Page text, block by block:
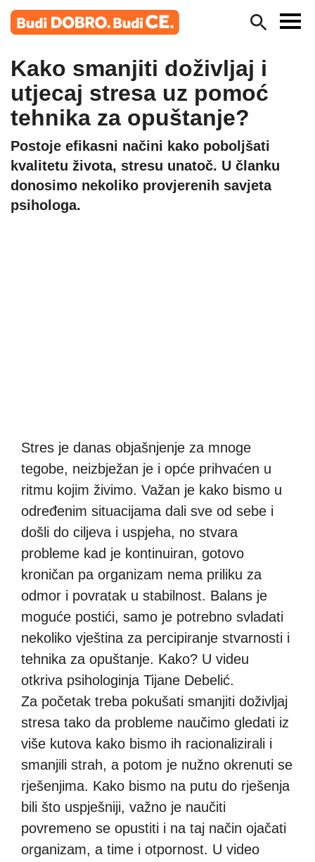
Kako smanjiti doživljaj i
utjecaj stresa uz pomoć
tehnika za opuštanje?
Postoje efikasni načini kako poboljšati
kvalitetu života, stresu unatoč. U članku
donosimo nekoliko provjerenih savjeta
psihologa.
Stres je danas objašnjenje za mnoge
tegobe, neizbježan je i opće prihvaćen u
ritmu kojim živimo. Važan je kako bismo u
određenim situacijama dali sve od sebe i
došli do ciljeva i uspjeha, no stvara
probleme kad je kontinuiran, gotovo
kroničan pa organizam nema priliku za
odmor i povratak u stabilnost. Balans je
moguće postići, samo je potrebno svladati
nekoliko vještina za percipiranje stvarnosti i
tehnika za opuštanje. Kako? U videu
otkriva psihologinja Tijane Debelić.
Za početak treba pokušati smanjiti doživljaj
stresa tako da probleme naučimo gledati iz
više kutova kako bismo ih racionalizirali i
smanjili strah, a potom je nužno okrenuti se
rješenjima. Kako bismo na putu do rješenja
bili što uspješniji, važno je naučiti
povremeno se opustiti i na taj način ojačati
organizam, a time i otpornost. U video